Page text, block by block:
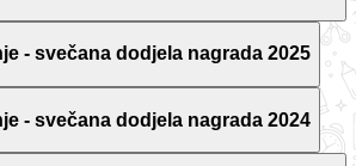
- svečana dodjela nagrada 2025
- svečana dodjela nagrada 2024